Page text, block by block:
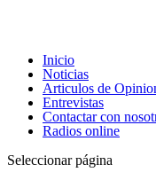
Inicio
Noticias
Articulos de
Entrevistas
Contactar con
Radios online
Seleccionar página